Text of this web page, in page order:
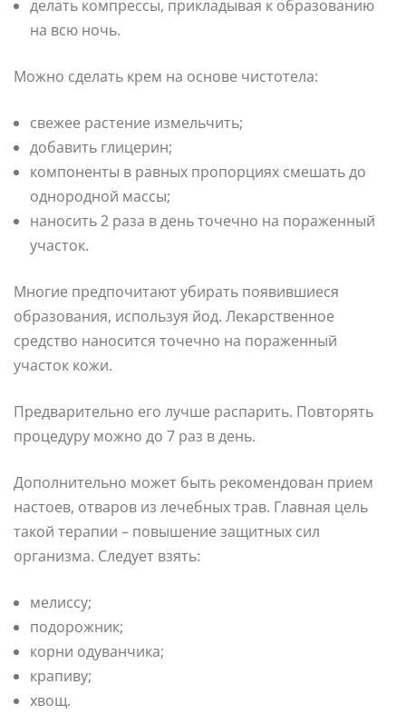
делать компрессы, прикладывая к образованию
на всю ночь.
Можно сделать крем на основе чистотела:
свежее растение измельчить;
добавить глицерин;
компоненты в равных пропорциях смешать до
однородной массы;
наносить 2 раза в день точечно на пораженный
участок.
Многие предпочитают убирать появившиеся
образования, используя йод. Лекарственное
средство наносится точечно на пораженный
участок кожи.
Предварительно его лучше распарить. Повторять
процедуру можно до 7 раз в день.
Дополнительно может быть рекомендован прием
настоев, отваров из лечебных трав. Главная цель
такой терапии – повышение защитных сил
организма. Следует взять:
мелиссу;
подорожник;
корни одуванчика;
крапиву;
хвощ.